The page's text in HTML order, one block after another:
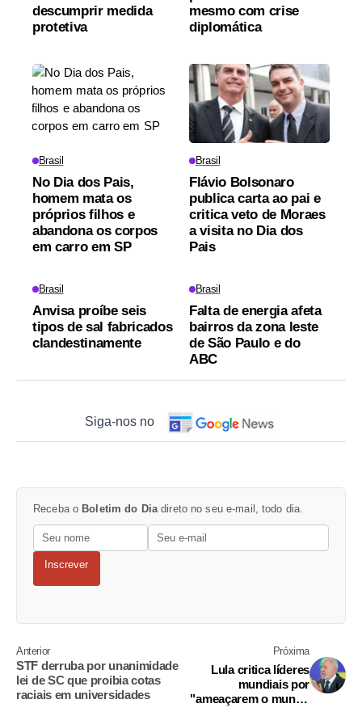
descumprir medida
protetiva
mesmo com crise
diplomática
Brasil
No Dia dos Pais,
homem mata os
próprios filhos e
abandona os corpos
em carro em SP
Brasil
Flávio Bolsonaro
publica carta ao pai e
critica veto de Moraes
a visita no Dia dos
Pais
Brasil
Anvisa proíbe seis
tipos de sal fabricados
clandestinamente
Brasil
Falta de energia afeta
bairros da zona leste
de São Paulo e do
ABC
Siga-nos no
Receba o Boletim do Dia direto no seu e-mail, todo dia.
Inscrever
Anterior
STF derruba por unanimidade
lei de SC que proibia cotas
raciais em universidades
Próxima
Lula critica líderes
mundiais por
"ameaçarem o mundo